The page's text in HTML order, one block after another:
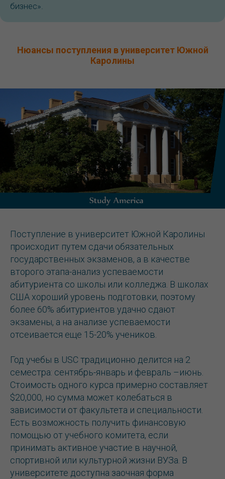
бизнес».
Нюансы поступления в университет Южной
Каролины
Поступление в университет Южной Каролины
происходит путем сдачи обязательных
государственных экзаменов, а в качестве
второго этапа-анализ успеваемости
абитуриента со школы или колледжа. В школах
США хороший уровень подготовки, поэтому
более 60% абитуриентов удачно сдают
экзамены, а на анализе успеваемости
отсеивается еще 15-20% учеников.
Год учебы в USC традиционно делится на 2
семестра: сентябрь-январь и февраль –июнь.
Стоимость одного курса примерно составляет
$20,000, но сумма может колебаться в
зависимости от факультета и специальности.
Есть возможность получить финансовую
помощью от учебного комитета, если
принимать активное участие в научной,
спортивной или культурной жизни ВУЗа. В
университете доступна заочная форма